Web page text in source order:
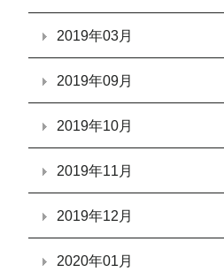
2019年03月
2019年09月
2019年10月
2019年11月
2019年12月
2020年01月